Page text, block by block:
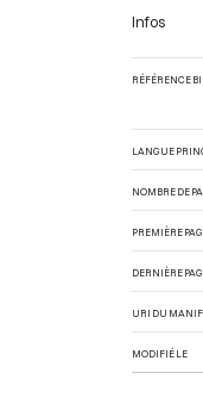
Infos
RÉFÉRENCE
LANGUE
NOMBRE DE
PREMIÈRE
DERNIÈRE
URI DU
MODIFIÉ LE